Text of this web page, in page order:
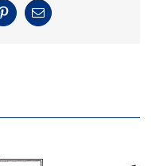
PinterestE-
Mail